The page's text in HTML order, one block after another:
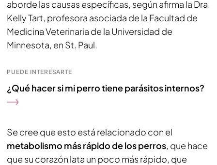
aborde las causas específicas, según afirma la Dra.
Kelly Tart, profesora asociada de la Facultad de
Medicina Veterinaria de la Universidad de
Minnesota, en St. Paul.
PUEDE INTERESARTE
¿Qué hacer si mi perro tiene parásitos internos?
Se cree que esto está relacionado con el
metabolismo más rápido de los perros, que hace
que su corazón lata un poco más rápido, que